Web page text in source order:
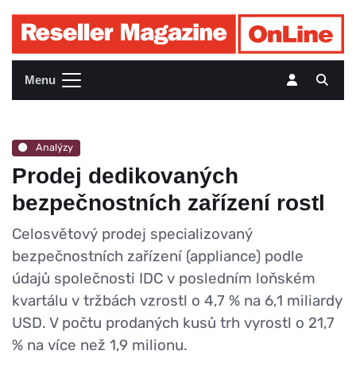
Menu
Analýzy
Prodej dedikovaných
bezpečnostních zařízení rostl
Celosvětový prodej specializovaný
bezpečnostních zařízení (appliance) podle
údajů společnosti IDC v posledním loňském
kvartálu v tržbách vzrostl o 4,7 % na 6,1 miliardy
USD. V počtu prodaných kusů trh vyrostl o 21,7
% na více než 1,9 milionu.